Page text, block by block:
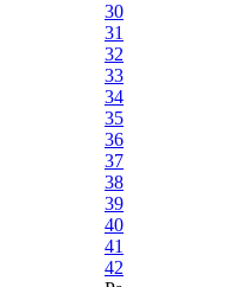
30
31
32
33
34
35
36
37
38
39
40
41
42